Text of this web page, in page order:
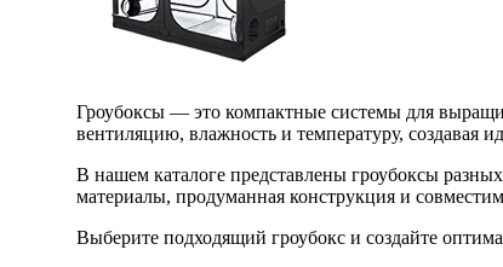
Гроубоксы — это компактные системы для
вентиляцию, влажность и температуру, создавая
В нашем каталоге представлены гроубоксы
материалы, продуманная конструкция и
Выберите подходящий гроубокс и создайте